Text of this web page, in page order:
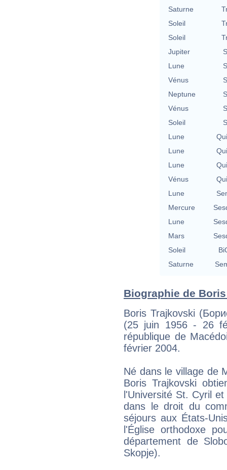
Saturne
Soleil
Soleil
Jupiter
Lune
Vénus
Neptune
Vénus
Soleil
Lune
Lune
Lune
Vénus
Lune
Mercure
Lune
Mars
Soleil
Saturne
Biographie de
Boris Trajkovski
(25 juin 1956 - 26
république de
février 2004.
Né dans le village de
Boris Trajkovski
l'Université St. Cyril
dans le droit du
séjours aux États-
l'Église orthodoxe
département de
Skopje).